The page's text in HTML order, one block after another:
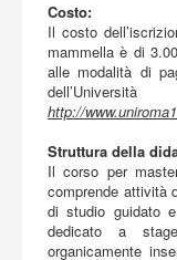
Costo:
Il costo
mammella è di
alle modalità di
http://
Struttura della
Il corso per
comprende attività
di studio guidato
dedicato a
organicamente